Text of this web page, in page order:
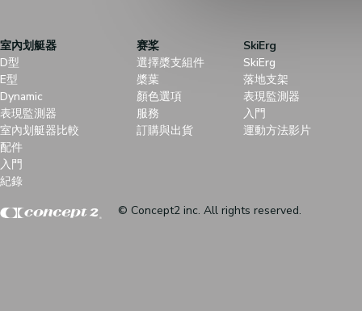
室內划艇器
D型
E型
Dynamic
表現監測器
室內划艇器比較
配件
入門
紀錄
赛桨
選擇槳支組件
槳葉
顏色選項
服務
訂購與出貨
SkiErg
SkiErg
落地支架
表現監測器
入門
運動方法影片
© Concept2 inc. All rights reserved.